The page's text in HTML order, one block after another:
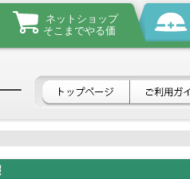
ネットショップ
そこまでやる価